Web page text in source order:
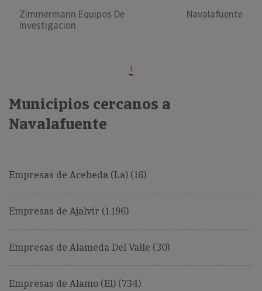
Zimmermann Equipos De
Investigacion
Navalafuente
1
Municipios cercanos a
Navalafuente
Empresas de Acebeda (La) (16)
Empresas de Ajalvir (1.196)
Empresas de Alameda Del Valle (30)
Empresas de Alamo (El) (734)